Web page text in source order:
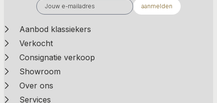
aanmelden
Aanbod klassiekers
Verkocht
Consignatie verkoop
Showroom
Over ons
Services